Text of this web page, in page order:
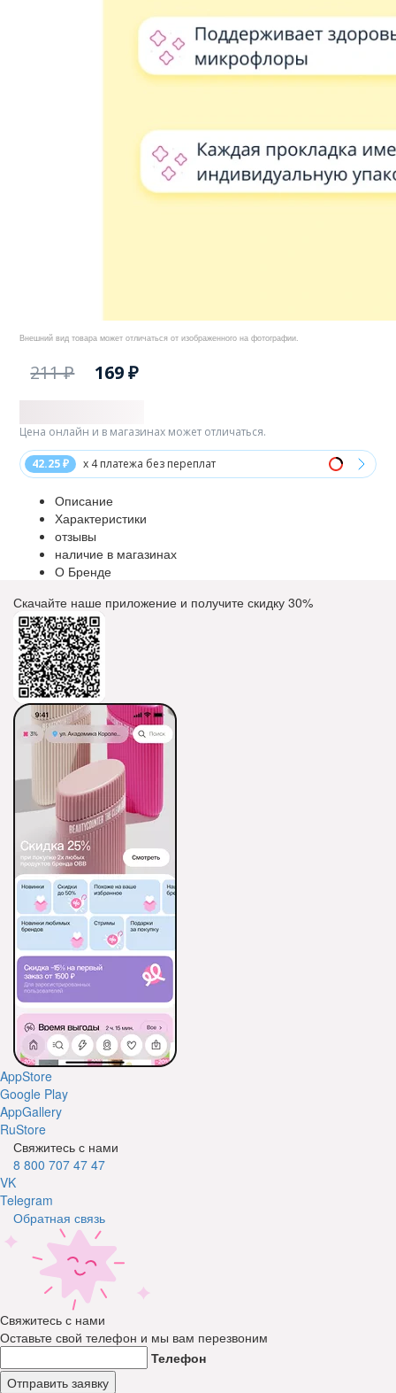
Внешний вид товара может отличаться от изображенного на фотографии.
211 ₽ 169 ₽
42.25 ₽ x 4 платежа без переплат
Цена онлайн и в магазинах может отличаться.
Описание
Характеристики
отзывы
наличие в магазинах
О Бренде
Скачайте наше приложение и получите скидку 30%
AppStore
Google Play
AppGallery
RuStore
Свяжитесь с нами
8 800 707 47 47
VK
Telegram
Обратная связь
Свяжитесь с нами
Оставьте свой телефон и мы вам перезвоним
Телефон
Отправить заявку